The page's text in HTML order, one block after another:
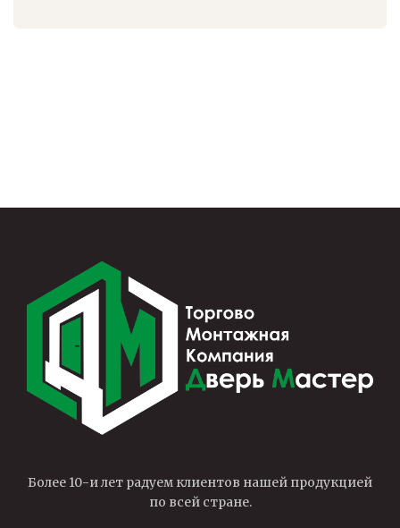
Более 10-и лет радуем клиентов нашей продукцией
по всей стране.